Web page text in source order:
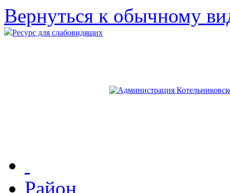
Вернуться к обычному
Ресурс для слабовидящих
Район